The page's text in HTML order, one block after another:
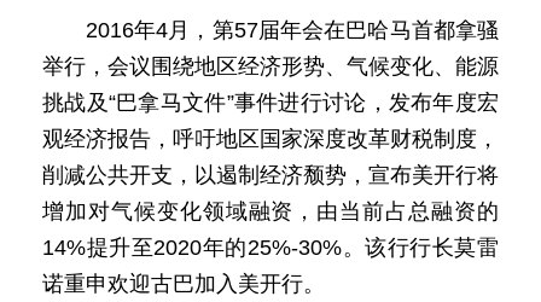
2016年4月，第57届年会在巴哈马首都拿骚
举行，会议围绕地区经济形势、气候变化、能源
挑战及“巴拿马文件”事件进行讨论，发布年度宏
观经济报告，呼吁地区国家深度改革财税制度，
削减公共开支，以遏制经济颓势，宣布美开行将
增加对气候变化领域融资，由当前占总融资的
14%提升至2020年的25%-30%。该行行长莫雷
诺重申欢迎古巴加入美开行。